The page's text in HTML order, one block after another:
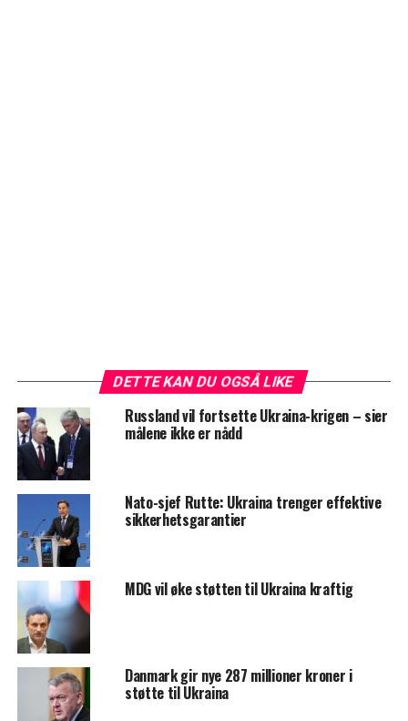
DETTE KAN DU OGSÅ LIKE
Russland vil fortsette Ukraina-krigen – sier
målene ikke er nådd
Nato-sjef Rutte: Ukraina trenger effektive
sikkerhetsgarantier
MDG vil øke støtten til Ukraina kraftig
Danmark gir nye 287 millioner kroner i
støtte til Ukraina